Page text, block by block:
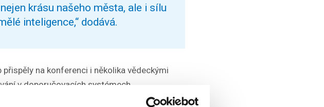
krásu našeho města, ale i sílu
inteligence,“ dodává.
na konferenci i několika vědeckými
v doporučovacích systémech,
nákupních košíků či spravedlivému